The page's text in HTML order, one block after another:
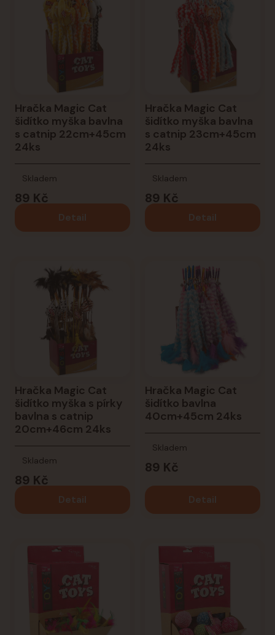
Hračka Magic Cat
šidítko myška bavlna
s catnip 22cm+45cm
24ks
89 Kč
Skladem
Detail
Hračka Magic Cat
šidítko myška bavlna
s catnip 23cm+45cm
24ks
89 Kč
Skladem
Detail
Hračka Magic Cat
šidítko myška s pírky
bavlna s catnip
20cm+46cm 24ks
89 Kč
Skladem
Detail
Hračka Magic Cat
šidítko bavlna
40cm+45cm 24ks
89 Kč
Skladem
Detail